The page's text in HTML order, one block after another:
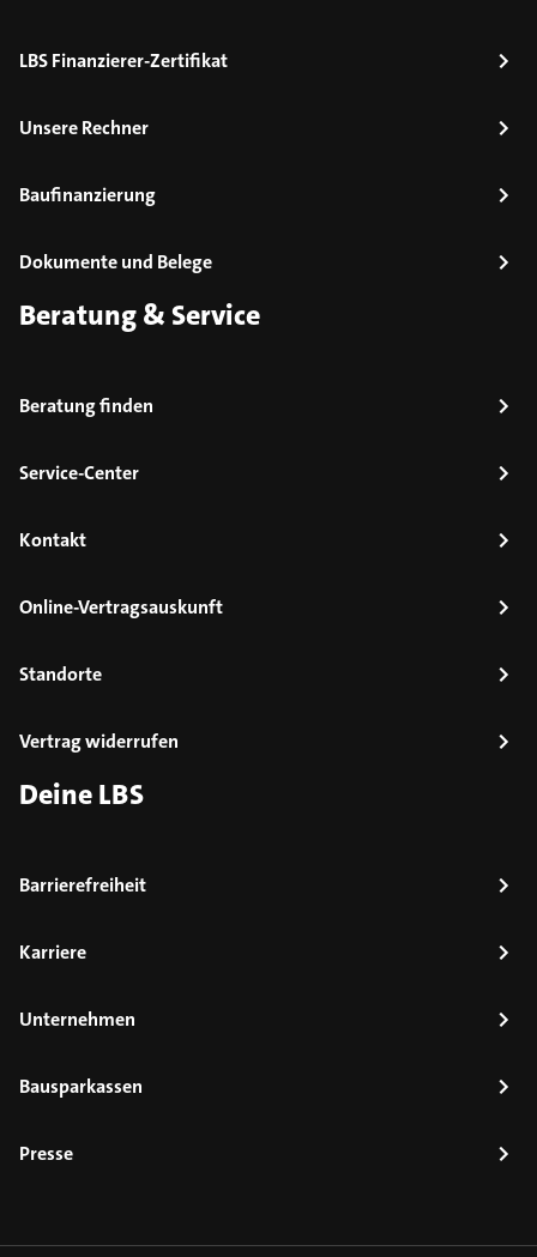
LBS Finanzierer-Zertifikat
Unsere Rechner
Baufinanzierung
Dokumente und Belege
Beratung & Service
Beratung finden
Service-Center
Kontakt
Online-Vertragsauskunft
Standorte
Vertrag widerrufen
Deine LBS
Barrierefreiheit
Karriere
Unternehmen
Bausparkassen
Presse